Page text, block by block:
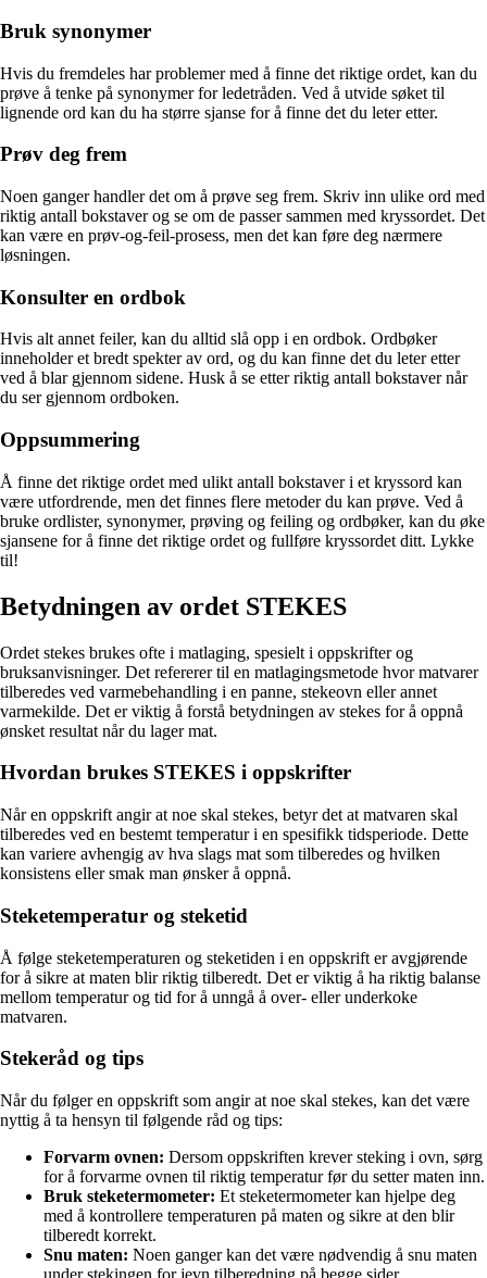
Bruk synonymer
Hvis du fremdeles har problemer med å finne det riktige ordet, kan du
prøve å tenke på synonymer for ledetråden. Ved å utvide søket til
lignende ord kan du ha større sjanse for å finne det du leter etter.
Prøv deg frem
Noen ganger handler det om å prøve seg frem. Skriv inn ulike ord med
riktig antall bokstaver og se om de passer sammen med kryssordet. Det
kan være en prøv-og-feil-prosess, men det kan føre deg nærmere
løsningen.
Konsulter en ordbok
Hvis alt annet feiler, kan du alltid slå opp i en ordbok. Ordbøker
inneholder et bredt spekter av ord, og du kan finne det du leter etter
ved å blar gjennom sidene. Husk å se etter riktig antall bokstaver når
du ser gjennom ordboken.
Oppsummering
Å finne det riktige ordet med ulikt antall bokstaver i et kryssord kan
være utfordrende, men det finnes flere metoder du kan prøve. Ved å
bruke ordlister, synonymer, prøving og feiling og ordbøker, kan du øke
sjansene for å finne det riktige ordet og fullføre kryssordet ditt. Lykke
til!
Betydningen av ordet STEKES
Ordet stekes brukes ofte i matlaging, spesielt i oppskrifter og
bruksanvisninger. Det refererer til en matlagingsmetode hvor matvarer
tilberedes ved varmebehandling i en panne, stekeovn eller annet
varmekilde. Det er viktig å forstå betydningen av stekes for å oppnå
ønsket resultat når du lager mat.
Hvordan brukes STEKES i oppskrifter
Når en oppskrift angir at noe skal stekes, betyr det at matvaren skal
tilberedes ved en bestemt temperatur i en spesifikk tidsperiode. Dette
kan variere avhengig av hva slags mat som tilberedes og hvilken
konsistens eller smak man ønsker å oppnå.
Steketemperatur og steketid
Å følge steketemperaturen og steketiden i en oppskrift er avgjørende
for å sikre at maten blir riktig tilberedt. Det er viktig å ha riktig balanse
mellom temperatur og tid for å unngå å over- eller underkoke
matvaren.
Stekeråd og tips
Når du følger en oppskrift som angir at noe skal stekes, kan det være
nyttig å ta hensyn til følgende råd og tips:
Forvarm ovnen: Dersom oppskriften krever steking i ovn, sørg
for å forvarme ovnen til riktig temperatur før du setter maten inn.
Bruk steketermometer: Et steketermometer kan hjelpe deg
med å kontrollere temperaturen på maten og sikre at den blir
tilberedt korrekt.
Snu maten: Noen ganger kan det være nødvendig å snu maten
under stekingen for jevn tilberedning på begge sider.